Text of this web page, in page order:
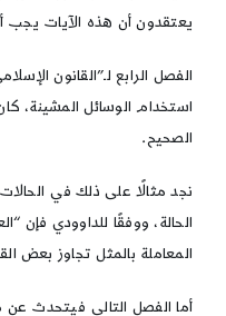
يعتقدون أن هذه الآيات يجب
الفصل الرابع لـ”القانون
استخدام الوسائل المشينة،
الصحيح.
نجد مثالًا على ذلك في
المعاملة بالمثل تجاوز بعض
أما الفصل التالي فيتحدث عن